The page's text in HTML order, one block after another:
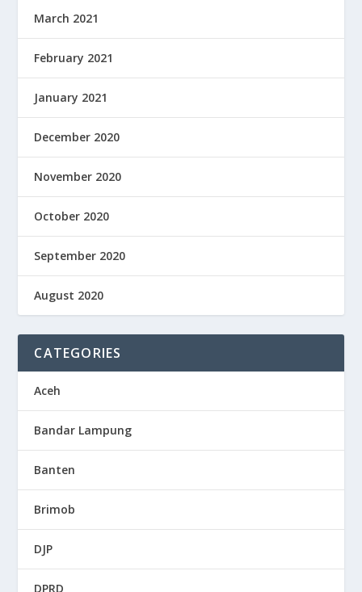
March 2021
February 2021
January 2021
December 2020
November 2020
October 2020
September 2020
August 2020
CATEGORIES
Aceh
Bandar Lampung
Banten
Brimob
DJP
DPRD